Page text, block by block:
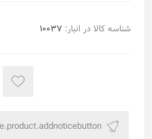
شناسه کالا در انبار: 10037